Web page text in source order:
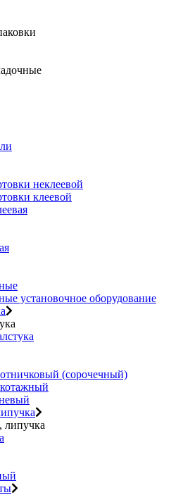
неклеевой
клеевой
установочное оборудование
(сорочечный)
липучка